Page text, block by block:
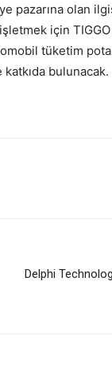
pazarına olan
için
tüketim
bulunacak.
Delphi